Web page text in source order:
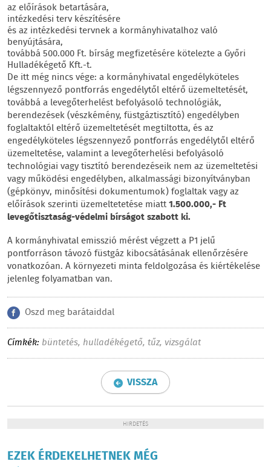
az előírások betartására,
intézkedési terv készítésére
és az intézkedési tervnek a kormányhivatalhoz való
benyújtására,
továbbá 500.000 Ft. bírság megfizetésére kötelezte a Győri
Hulladékégető Kft.-t.
De itt még nincs vége: a kormányhivatal engedélyköteles
légszennyező pontforrás engedélytől eltérő üzemeltetését,
továbbá a levegőterhelést befolyásoló technológiák,
berendezések (vészkémény, füstgáztisztító) engedélyben
foglaltaktól eltérő üzemeltetését megtiltotta, és az
engedélyköteles légszennyező pontforrás engedélytől eltérő
üzemeltetése, valamint a levegőterhelési befolyásoló
technológiai vagy tisztító berendezéseik nem az üzemeltetési
vagy működési engedélyben, alkalmassági bizonyítványban
(gépkönyv, minősítési dokumentumok) foglaltak vagy az
előírások szerinti üzemeltetetése miatt1.500.000,- Ft
levegőtisztaság-védelmi bírságot szabott ki.
A kormányhivatal emisszió mérést végzett a P1 jelű
pontforráson távozó füstgáz kibocsátásának ellenőrzésére
vonatkozóan. A környezeti minta feldolgozása és kiértékelése
jelenleg folyamatban van.
Oszd meg barátaiddal
Címkék: büntetés, hulladékégető, tűz, vizsgálat
VISSZA
HIRDETÉS
EZEK ÉRDEKELHETNEK MÉG